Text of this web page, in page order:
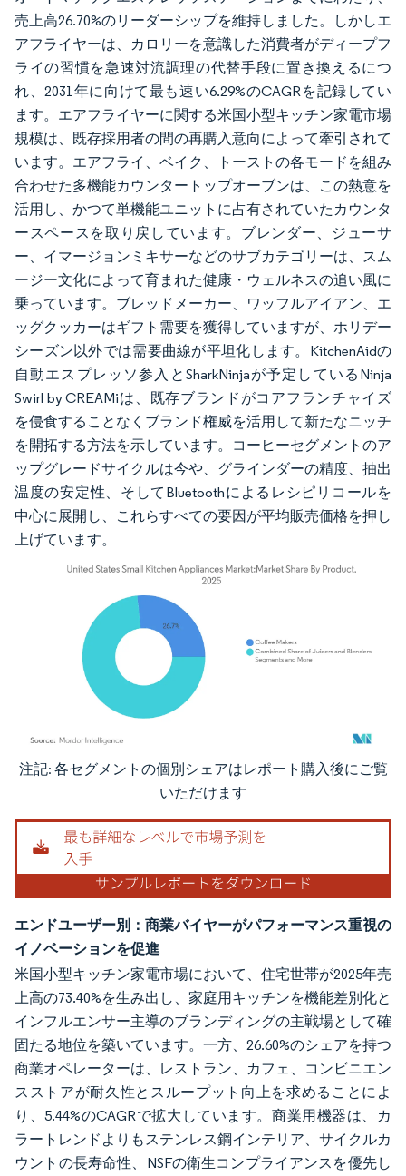
売上高26.70%のリーダーシップを維持しました。しかしエ
アフライヤーは、カロリーを意識した消費者がディープフ
ライの習慣を急速対流調理の代替手段に置き換えるにつ
れ、2031年に向けて最も速い6.29%のCAGRを記録してい
ます。エアフライヤーに関する米国小型キッチン家電市場
規模は、既存採用者の間の再購入意向によって牽引されて
います。エアフライ、ベイク、トーストの各モードを組み
合わせた多機能カウンタートップオーブンは、この熱意を
活用し、かつて単機能ユニットに占有されていたカウンタ
ースペースを取り戻しています。ブレンダー、ジューサ
ー、イマージョンミキサーなどのサブカテゴリーは、スム
ージー文化によって育まれた健康・ウェルネスの追い風に
乗っています。ブレッドメーカー、ワッフルアイアン、エ
ッグクッカーはギフト需要を獲得していますが、ホリデー
シーズン以外では需要曲線が平坦化します。KitchenAidの
自動エスプレッソ参入とSharkNinjaが予定しているNinja
Swirl by CREAMiは、既存ブランドがコアフランチャイズ
を侵食することなくブランド権威を活用して新たなニッチ
を開拓する方法を示しています。コーヒーセグメントのア
ップグレードサイクルは今や、グラインダーの精度、抽出
温度の安定性、そしてBluetoothによるレシピリコールを
中心に展開し、これらすべての要因が平均販売価格を押し
上げています。
画像 © Mordor Intelligence。再利用にはCC BY 4.0の表示が必要です。
注記: 各セグメントの個別シェアはレポート購入後にご覧
いただけます
エンドユーザー別：商業バイヤーがパフォーマンス重視の
イノベーションを促進
米国小型キッチン家電市場において、住宅世帯が2025年売
上高の73.40%を生み出し、家庭用キッチンを機能差別化と
インフルエンサー主導のブランディングの主戦場として確
固たる地位を築いています。一方、26.60%のシェアを持つ
商業オペレーターは、レストラン、カフェ、コンビニエン
スストアが耐久性とスループット向上を求めることによ
り、5.44%のCAGRで拡大しています。商業用機器は、カ
ラートレンドよりもステンレス鋼インテリア、サイクルカ
ウントの長寿命性、NSFの衛生コンプライアンスを優先し